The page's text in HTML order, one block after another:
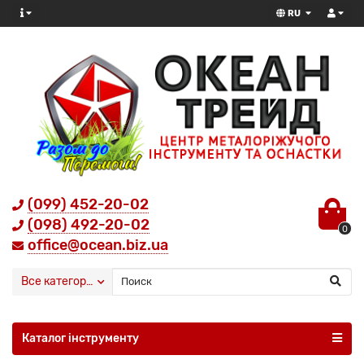
RU
(099) 452-20-02
(098) 492-20-02
office@ocean.biz.ua
0
Все категории
Каталог інструменту